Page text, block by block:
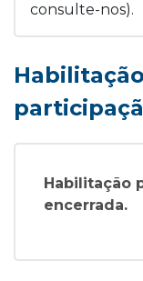
consulte-nos).
Habilitação
encerrada.